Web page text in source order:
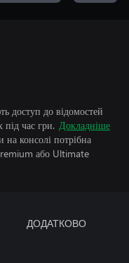
доступ до відомостей
час гри. Докладніше
на консолі потрібна
або Ultimate
ДОДАТКОВО